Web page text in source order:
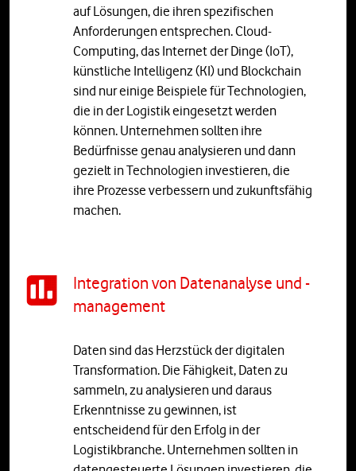
auf Lösungen, die ihren spezifischen
Anforderungen entsprechen. Cloud-
Computing, das Internet der Dinge (IoT),
künstliche Intelligenz (KI) und Blockchain
sind nur einige Beispiele für Technologien,
die in der Logistik eingesetzt werden
können. Unternehmen sollten ihre
Bedürfnisse genau analysieren und dann
gezielt in Technologien investieren, die
ihre Prozesse verbessern und zukunftsfähig
machen.
Integration von Datenanalyse und -
management
Daten sind das Herzstück der digitalen
Transformation. Die Fähigkeit, Daten zu
sammeln, zu analysieren und daraus
Erkenntnisse zu gewinnen, ist
entscheidend für den Erfolg in der
Logistikbranche. Unternehmen sollten in